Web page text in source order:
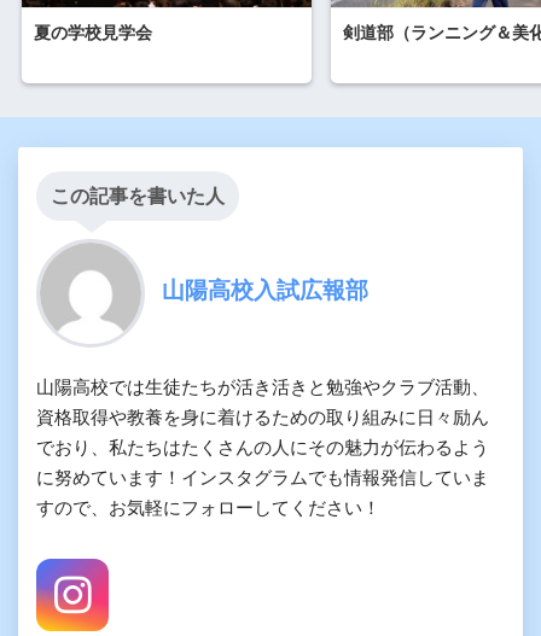
夏の学校見学会 剣道部（ランニング＆美
この記事を書いた人
山陽高校入試広報部
山陽高校では生徒たちが活き活きと勉強やクラブ活動、
資格取得や教養を身に着けるための取り組みに日々励ん
でおり、私たちはたくさんの人にその魅力が伝わるよう
に努めています！インスタグラムでも情報発信していま
すので、お気軽にフォローしてください！